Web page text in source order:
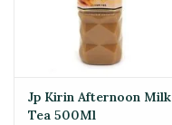
Jp Kirin Afternoon Milk
Tea 500Ml